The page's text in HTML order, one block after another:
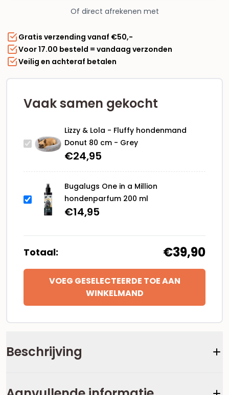
Beschrijving
80
cm
-
Of direct afrekenen met
Gratis verzending vanaf €50,-
Voor 17.00 besteld = vandaag verzonden
Veilig en achteraf betalen
Vaak samen gekocht
Lizzy & Lola - Fluffy hondenmand
Donut 80 cm - Grey
€24,95
Bugalugs One in a Million
hondenparfum 200 ml
€14,95
Totaal: €39,90
VOEG GESELECTEERDE TOE AAN
WINKELMAND